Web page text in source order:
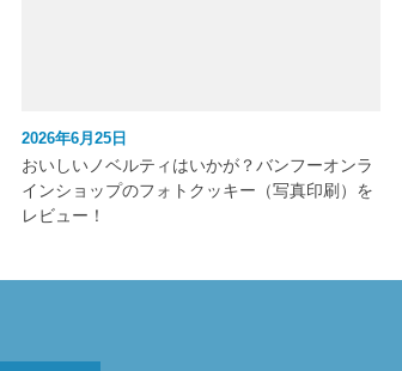
2026年6月25日
おいしいノベルティはいかが？バンフーオンラ
インショップのフォトクッキー（写真印刷）を
レビュー！